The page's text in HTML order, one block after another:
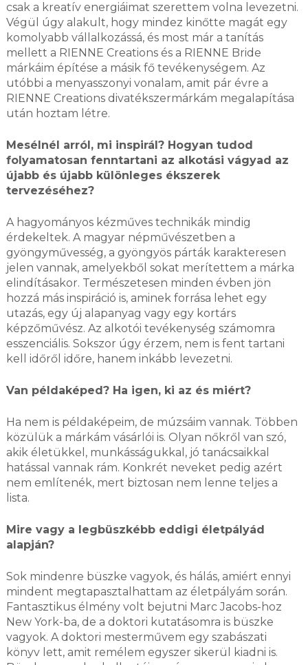
csak a kreatív energiáimat szerettem volna levezetni.
Végül úgy alakult, hogy mindez kinőtte magát egy
komolyabb vállalkozássá, és most már a tanítás
mellett a RIENNE Creations és a RIENNE Bride
márkáim építése a másik fő tevékenységem. Az
utóbbi a menyasszonyi vonalam, amit pár évre a
RIENNE Creations divatékszermárkám megalapítása
után hoztam létre.
Mesélnél arról, mi inspirál? Hogyan tudod
folyamatosan fenntartani az alkotási vágyad az
újabb és újabb különleges ékszerek
tervezéséhez?
A hagyományos kézműves technikák mindig
érdekeltek. A magyar népművészetben a
gyöngyművesség, a gyöngyös párták karakteresen
jelen vannak, amelyekből sokat merítettem a márka
elindításakor. Természetesen minden évben jön
hozzá más inspiráció is, aminek forrása lehet egy
utazás, egy új alapanyag vagy egy kortárs
képzőművész. Az alkotói tevékenység számomra
esszenciális. Sokszor úgy érzem, nem is fent tartani
kell időről időre, hanem inkább levezetni.
Van példaképed? Ha igen, ki az és miért?
Ha nem is példaképeim, de múzsáim vannak. Többen
közülük a márkám vásárlói is. Olyan nőkről van szó,
akik életükkel, munkásságukkal, jó tanácsaikkal
hatással vannak rám. Konkrét neveket pedig azért
nem említenék, mert biztosan nem lenne teljes a
lista.
Mire vagy a legbüszkébb eddigi életpályád
alapján?
Sok mindenre büszke vagyok, és hálás, amiért ennyi
mindent megtapasztalhattam az életpályám során.
Fantasztikus élmény volt bejutni Marc Jacobs-hoz
New York-ba, de a doktori kutatásomra is büszke
vagyok. A doktori mesterművem egy szabászati
könyv lett, amit remélem egyszer sikerül kiadni is.